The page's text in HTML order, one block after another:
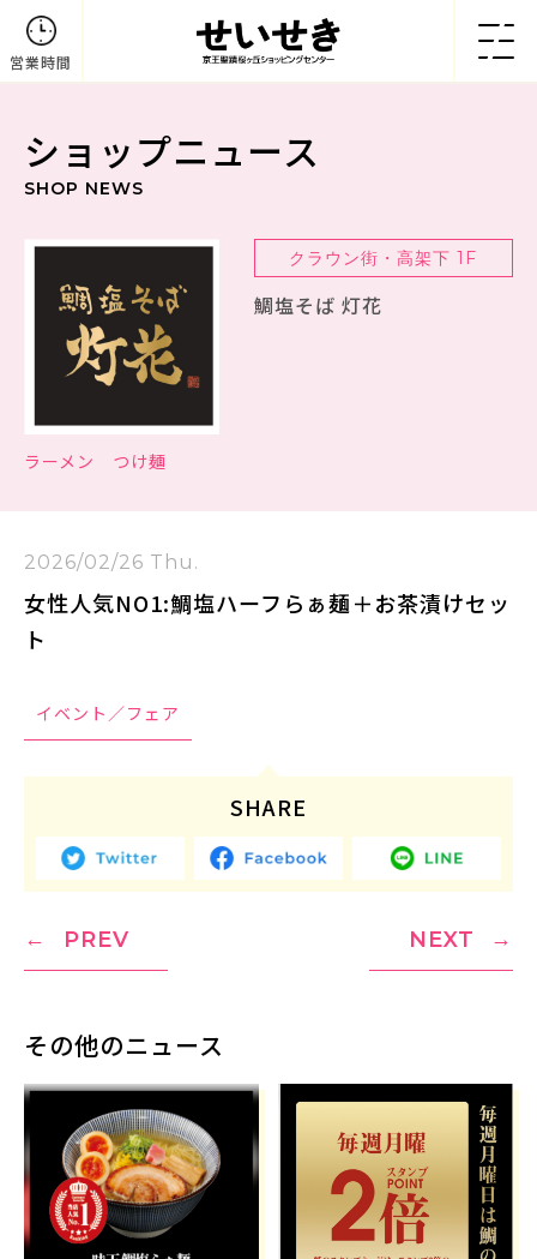
営業時間
ショップニュース
SHOP NEWS
クラウン街・高架下 1F
鯛塩そば 灯花
ラーメン つけ麺
2026/02/26 Thu.
女性人気NO1:鯛塩ハーフらぁ麺＋お茶漬けセッ
ト
イベント／フェア
SHARE
PREV NEXT
その他のニュース